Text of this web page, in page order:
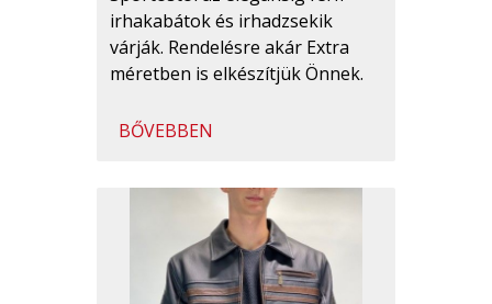
irhakabátok és irhadzsekik
várják. Rendelésre akár Extra
méretben is elkészítjük Önnek.
BŐVEBBEN